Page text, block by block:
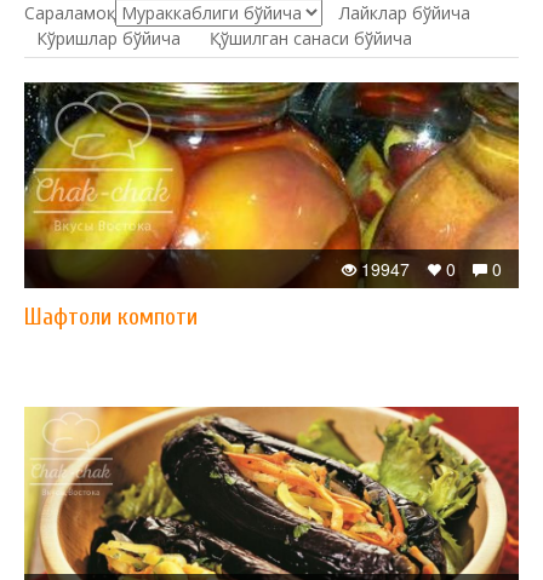
Сараламоқ:
Лайклар бўйича
Кўришлар бўйича
Қўшилган санаси бўйича
0
0
19947
Шафтоли компоти